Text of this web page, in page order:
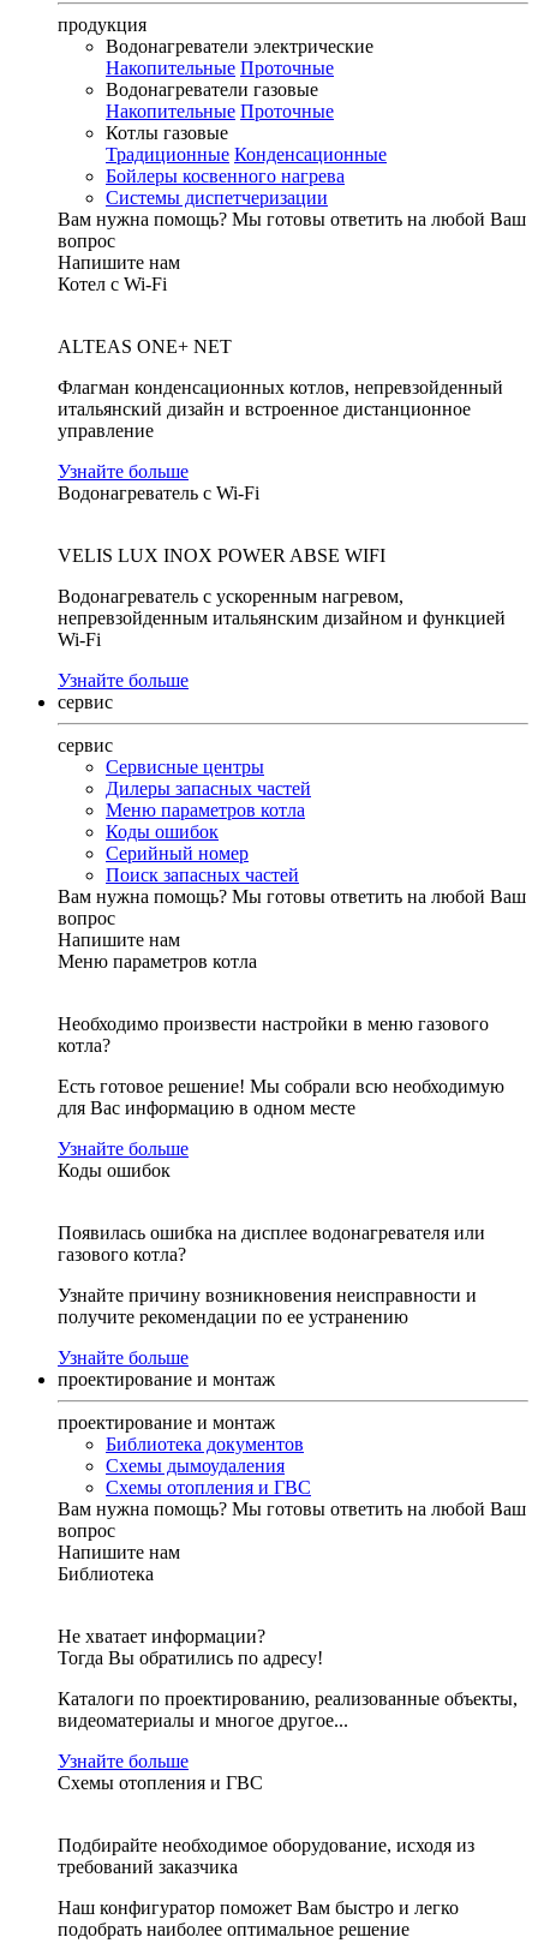
продукция
Водонагреватели электрические
Накопительные Проточные
Водонагреватели газовые
Накопительные Проточные
Котлы газовые
Традиционные Конденсационные
Бойлеры косвенного нагрева
Системы диспетчеризации
Вам нужна помощь? Мы готовы ответить на любой Ваш
вопрос
Напишите нам
Котел с Wi-Fi
ALTEAS ONE+ NET
Флагман конденсационных котлов, непревзойденный
итальянский дизайн и встроенное дистанционное
управление
Узнайте больше
Водонагреватель с Wi-Fi
VELIS LUX INOX POWER ABSE WIFI
Водонагреватель с ускоренным нагревом,
непревзойденным итальянским дизайном и функцией
Wi-Fi
Узнайте больше
сервис
сервис
Сервисные центры
Дилеры запасных частей
Меню параметров котла
Коды ошибок
Серийный номер
Поиск запасных частей
Вам нужна помощь? Мы готовы ответить на любой Ваш
вопрос
Напишите нам
Меню параметров котла
Необходимо произвести настройки в меню газового
котла?
Есть готовое решение! Мы собрали всю необходимую
для Вас информацию в одном месте
Узнайте больше
Коды ошибок
Появилась ошибка на дисплее водонагревателя или
газового котла?
Узнайте причину возникновения неисправности и
получите рекомендации по ее устранению
Узнайте больше
проектирование и монтаж
проектирование и монтаж
Библиотека документов
Схемы дымоудаления
Схемы отопления и ГВС
Вам нужна помощь? Мы готовы ответить на любой Ваш
вопрос
Напишите нам
Библиотека
Не хватает информации?
Тогда Вы обратились по адресу!
Каталоги по проектированию, реализованные объекты,
видеоматериалы и многое другое...
Узнайте больше
Схемы отопления и ГВС
Подбирайте необходимое оборудование, исходя из
требований заказчика
Наш конфигуратор поможет Вам быстро и легко
подобрать наиболее оптимальное решение